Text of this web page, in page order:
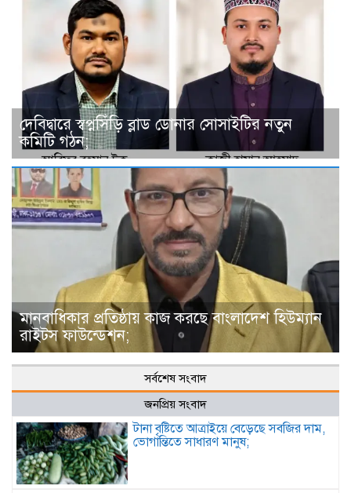
দে‌বিদ্বা‌রে স্বপ্নসিঁড়ি ব্লাড ডোনার সোসাইটির নতুন
কমিটি গঠন;
মানবাধিকার প্রতিষ্ঠায় কাজ করছে বাংলাদেশ হিউম্যান
রাইটস ফাউন্ডেশন;
সর্বশেষ সংবাদ
জনপ্রিয় সংবাদ
টানা বৃষ্টিতে আত্রাইয়ে বেড়েছে সবজির দাম,
ভোগান্তিতে সাধারণ মানুষ;